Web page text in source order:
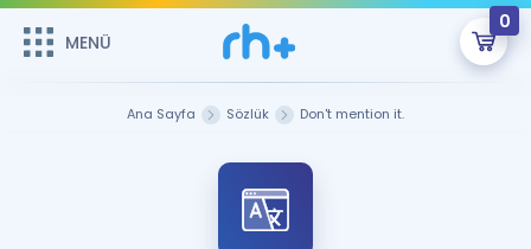
MENÜ
0
Sepetin Şu An Boş.
Remzi Hoca ile seni sınava hazırlayacak onlarca eğitim seni
bekliyor!
MENÜ
Ana Sayfa Sözlük Don't mention it.